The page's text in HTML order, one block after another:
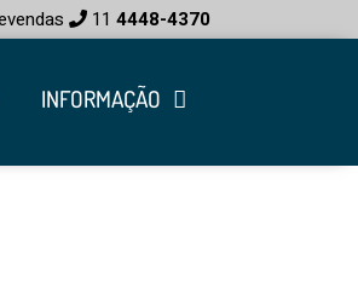
11 4448-4370
INFORMAÇÃO